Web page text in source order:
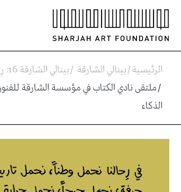
الرئيسية/بينالي الشارقة /بينالي الشارقة 16: رِحالنا
/ملتقى نادي الكتاب في مؤسسة الشارقة
الذكاء